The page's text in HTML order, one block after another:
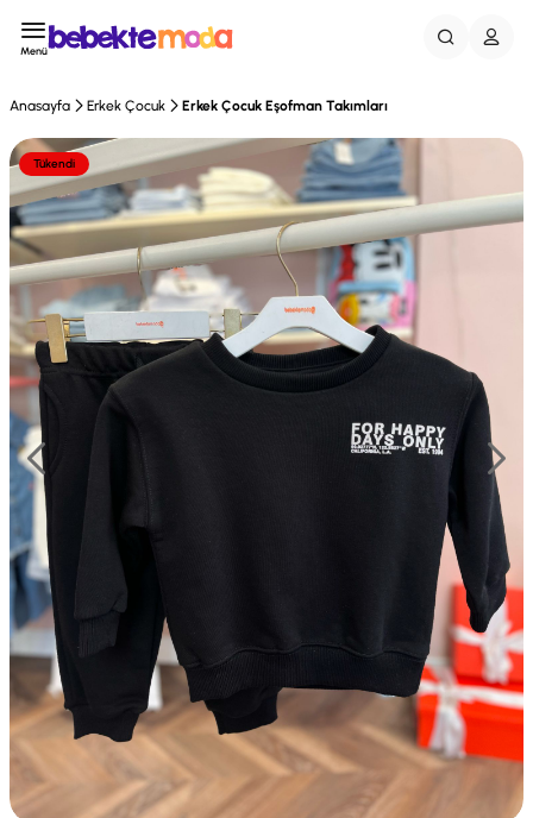
Menü
Anasayfa Erkek Çocuk Erkek Çocuk Eşofman Takımları
Tükendi